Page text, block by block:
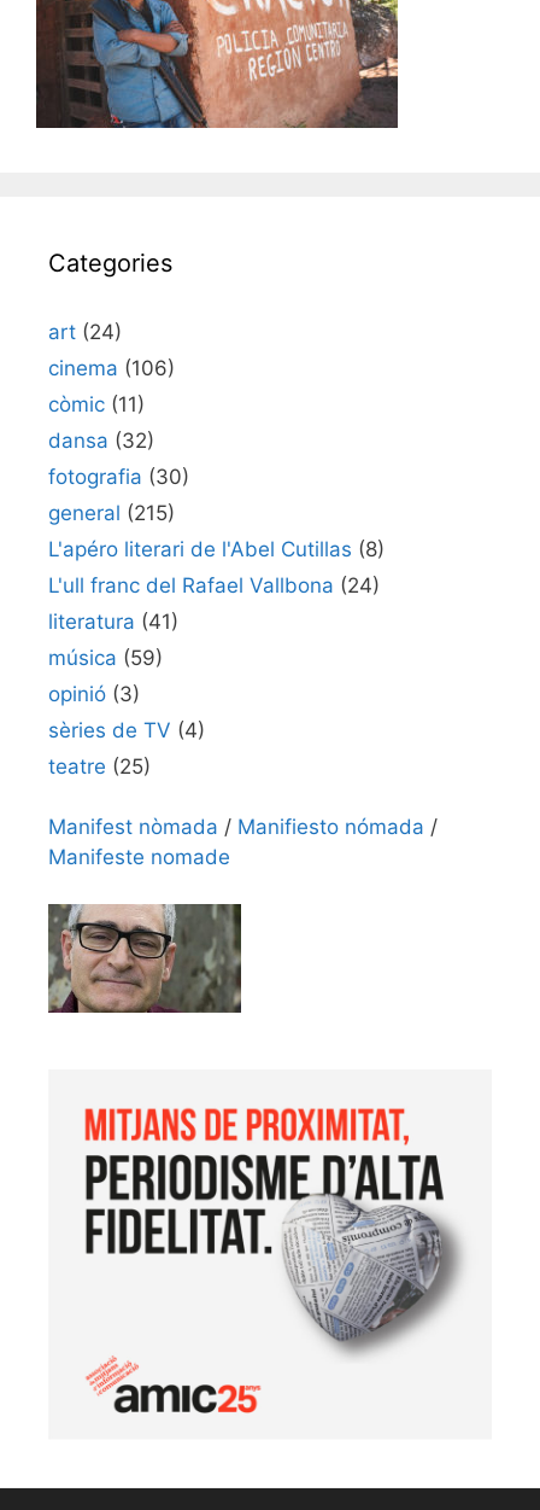
Categories
art (24)
cinema (106)
còmic (11)
dansa (32)
fotografia (30)
general (215)
L'apéro literari de l'Abel Cutillas (8)
L'ull franc del Rafael Vallbona (24)
literatura (41)
música (59)
opinió (3)
sèries de TV (4)
teatre (25)
Manifest nòmada / Manifiesto nómada /
Manifeste nomade